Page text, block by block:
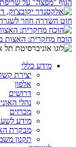
הגוף "מפצה" על שריפת
חוט השדרה חוזר
הוכח מחקרית: האצות
מידע כללי
יצירת
אלפון
דרושים
נהלי
מכרזים
מידע
מבקרת
תקנון